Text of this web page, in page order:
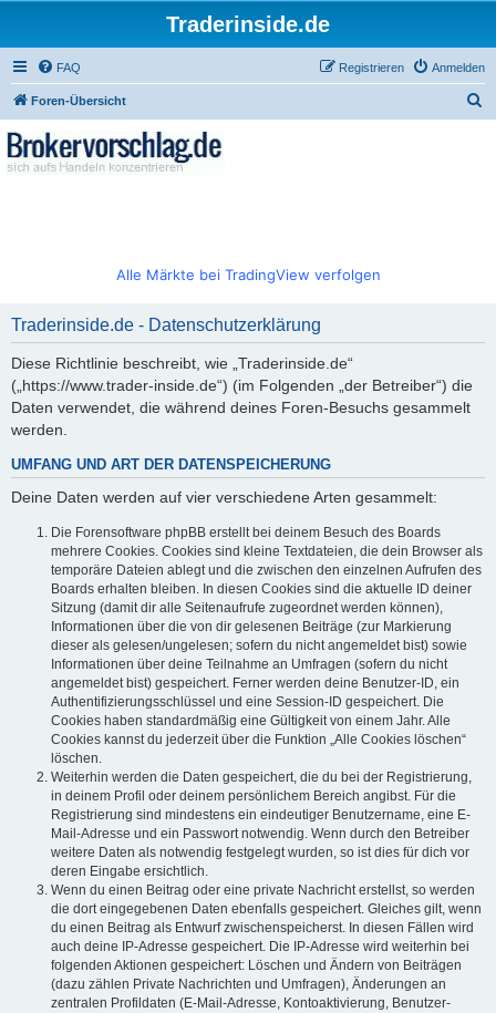
Traderinside.de
FAQ Anmelden
Registrieren
Foren-Übersicht
Alle Märkte bei TradingView verfolgen
Traderinside.de - Datenschutzerklärung
Diese Richtlinie beschreibt, wie „Traderinside.de“
(„https://www.trader-inside.de“) (im Folgenden „der Betreiber“) die
Daten verwendet, die während deines Foren-Besuchs gesammelt
werden.
UMFANG UND ART DER DATENSPEICHERUNG
Deine Daten werden auf vier verschiedene Arten gesammelt:
Die Forensoftware phpBB erstellt bei deinem Besuch des Boards
mehrere Cookies. Cookies sind kleine Textdateien, die dein Browser als
temporäre Dateien ablegt und die zwischen den einzelnen Aufrufen des
Boards erhalten bleiben. In diesen Cookies sind die aktuelle ID deiner
Sitzung (damit dir alle Seitenaufrufe zugeordnet werden können),
Informationen über die von dir gelesenen Beiträge (zur Markierung
dieser als gelesen/ungelesen; sofern du nicht angemeldet bist) sowie
Informationen über deine Teilnahme an Umfragen (sofern du nicht
angemeldet bist) gespeichert. Ferner werden deine Benutzer-ID, ein
Authentifizierungsschlüssel und eine Session-ID gespeichert. Die
Cookies haben standardmäßig eine Gültigkeit von einem Jahr. Alle
Cookies kannst du jederzeit über die Funktion „Alle Cookies löschen“
löschen.
Weiterhin werden die Daten gespeichert, die du bei der Registrierung,
in deinem Profil oder deinem persönlichem Bereich angibst. Für die
Registrierung sind mindestens ein eindeutiger Benutzername, eine E-
Mail-Adresse und ein Passwort notwendig. Wenn durch den Betreiber
weitere Daten als notwendig festgelegt wurden, so ist dies für dich vor
deren Eingabe ersichtlich.
Wenn du einen Beitrag oder eine private Nachricht erstellst, so werden
die dort eingegebenen Daten ebenfalls gespeichert. Gleiches gilt, wenn
du einen Beitrag als Entwurf zwischenspeicherst. In diesen Fällen wird
auch deine IP-Adresse gespeichert. Die IP-Adresse wird weiterhin bei
folgenden Aktionen gespeichert: Löschen und Ändern von Beiträgen
(dazu zählen Private Nachrichten und Umfragen), Änderungen an
zentralen Profildaten (E-Mail-Adresse, Kontoaktivierung, Benutzer-